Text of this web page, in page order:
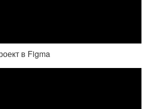
в Figma